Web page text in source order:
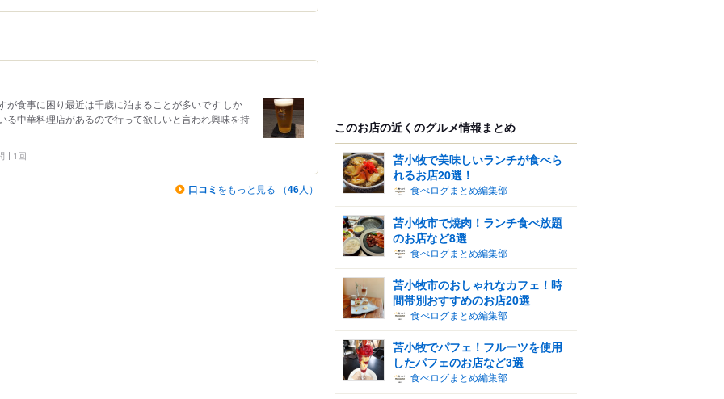
が食事に困り最近は千歳に泊まることが多いです しか
る中華料理店があるので行って欲しいと言われ興味を持
1回
口コミ をもっと見る （46人）
このお店の近くのグルメ情報まとめ
苫小牧で美味しいランチが食べら
れるお店20選！
食べログまとめ編集部
苫小牧市で焼肉！ランチ食べ放題
のお店など8選
食べログまとめ編集部
苫小牧市のおしゃれなカフェ！時
間帯別おすすめのお店20選
食べログまとめ編集部
苫小牧でパフェ！フルーツを使用
したパフェのお店など3選
食べログまとめ編集部